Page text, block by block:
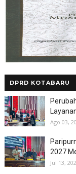
DPRD KOTABARU
Ago 03,
2027
Jul 13,